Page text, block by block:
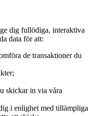
dig fullödiga, interaktiva
data för att:
de transaktioner du
skickar in via våra
i enlighet med tillämpliga